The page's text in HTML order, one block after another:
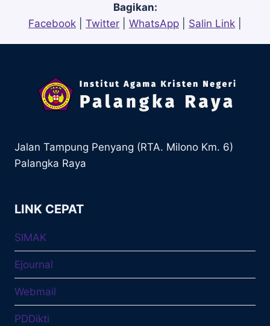
Bagikan:
Facebook
Twitter WhatsApp Salin Link
Jalan Tampung Penyang (RTA. Milono Km. 6)
Palangka Raya
LINK CEPAT
SIMAK
Ejournal
Webmail
PDDikti